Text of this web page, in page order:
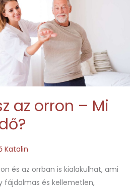
az orron – Mi
Katalin
és az orrban is kialakulhat, ami
fájdalmas és kellemetlen,